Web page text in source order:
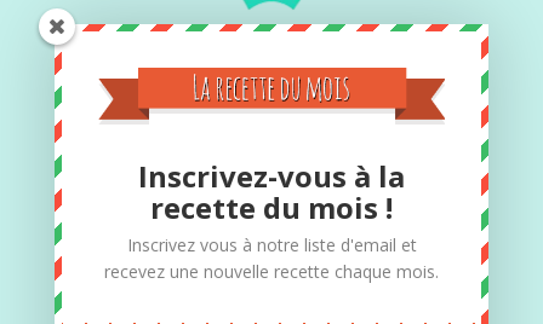
Contact
Si vous désirez des informations
complémentaires, vous pouvez toujours me
contacter par téléphone au 0497/12.24.20
Adresse : Rue de la station 41, 5370 Havelange
Inscrivez-vous à la
recette du mois !
Inscrivez vous à notre liste d'email et
recevez une nouvelle recette chaque mois.